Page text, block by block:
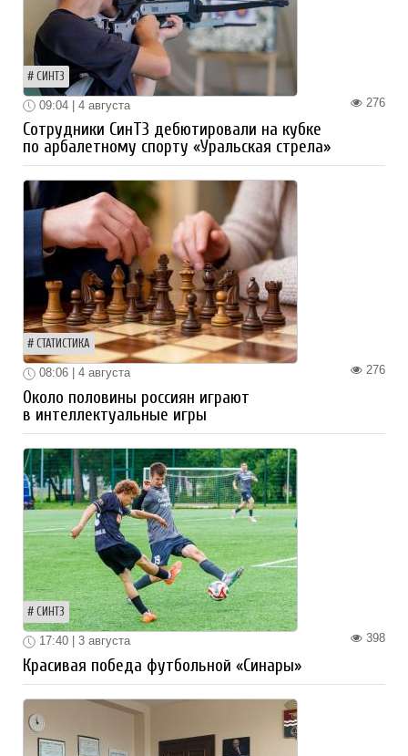
СИНТЗ
276
09:04 | 4 августа
Сотрудники СинТЗ дебютировали на кубке
по арбалетному спорту «Уральская стрела»
СТАТИСТИКА
276
08:06 | 4 августа
Около половины россиян играют
в интеллектуальные игры
СИНТЗ
398
17:40 | 3 августа
Красивая победа футбольной «Синары»